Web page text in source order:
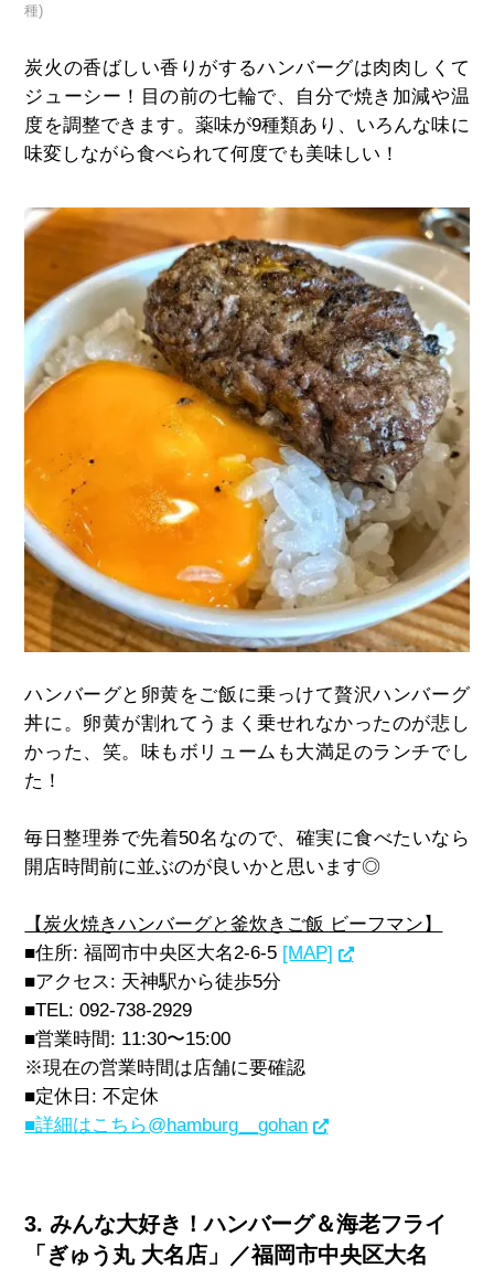
種)
炭火の香ばしい香りがするハンバーグは肉肉しくて
ジューシー！目の前の七輪で、自分で焼き加減や温
度を調整できます。薬味が9種類あり、いろんな味に
味変しながら食べられて何度でも美味しい！
ハンバーグと卵黄をご飯に乗っけて贅沢ハンバーグ
丼に。卵黄が割れてうまく乗せれなかったのが悲し
かった、笑。味もボリュームも大満足のランチでし
た！
毎日整理券で先着50名なので、確実に食べたいなら
開店時間前に並ぶのが良いかと思います◎
【炭火焼きハンバーグと釜炊きご飯 ビーフマン】
■住所:福岡市中央区大名2-6-5 [MAP]
■アクセス: 天神駅から徒歩5分
■TEL: 092-738-2929
■営業時間: 11:30〜15:00
※現在の営業時間は店舗に要確認
■定休日 :不定休
■詳細はこちら@hamburg__gohan
3. みんな大好き！ハンバーグ＆海老フライ
「ぎゅう丸 大名店」／福岡市中央区大名